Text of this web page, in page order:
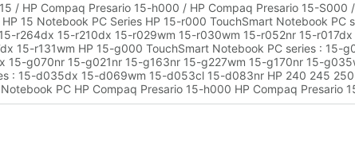
/ HP Compaq Presario 15-h000 / HP Compaq Presario 15-S000
15 Notebook PC Series HP 15-r000 TouchSmart Notebook PC
r264dx 15-r210dx 15-r029wm 15-r030wm 15-r052nr 15-
15-r131wm HP 15-g000 TouchSmart Notebook PC series : 15-
15-g070nr 15-g021nr 15-g163nr 15-g227wm 15-g170nr 15-
: 15-d035dx 15-d069wm 15-d053cl 15-d083nr HP 240 245 250
PC HP Compaq Presario 15-h000 HP Compaq Presario